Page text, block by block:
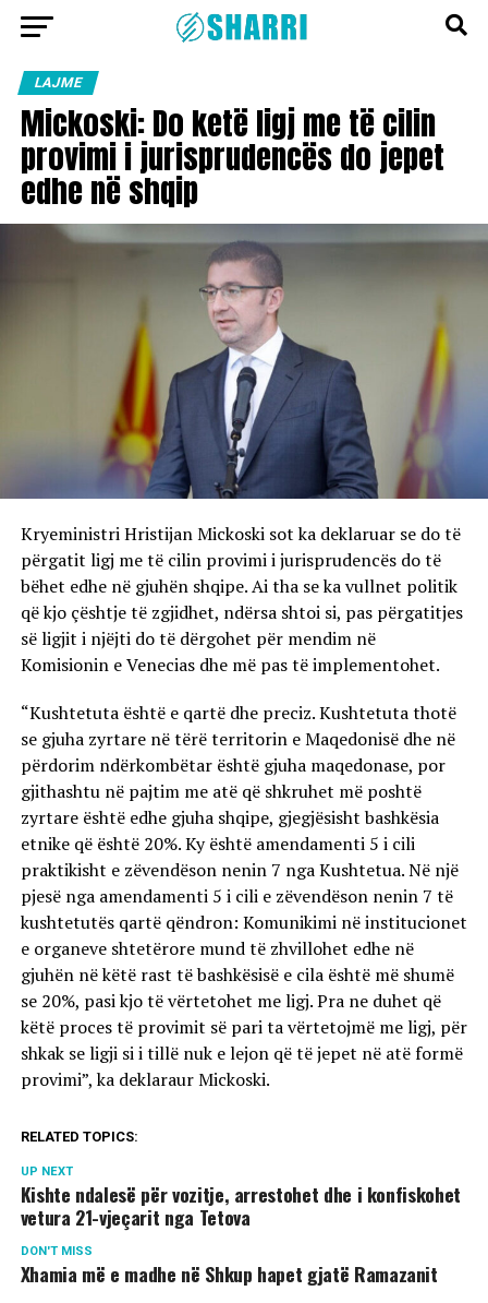
LAJME
Mickoski: Do ketë ligj me të cilin
provimi i jurisprudencës do jepet
edhe në shqip
Kryeministri Hristijan Mickoski sot ka deklaruar se do të
përgatit ligj me të cilin provimi i jurisprudencës do të
bëhet edhe në gjuhën shqipe. Ai tha se ka vullnet politik
që kjo çështje të zgjidhet, ndërsa shtoi si, pas përgatitjes
së ligjit i njëjti do të dërgohet për mendim në
Komisionin e Venecias dhe më pas të implementohet.
“Kushtetuta është e qartë dhe preciz. Kushtetuta thotë
se gjuha zyrtare në tërë territorin e Maqedonisë dhe në
përdorim ndërkombëtar është gjuha maqedonase, por
gjithashtu në pajtim me atë që shkruhet më poshtë
zyrtare është edhe gjuha shqipe, gjegjësisht bashkësia
etnike që është 20%. Ky është amendamenti 5 i cili
praktikisht e zëvendëson nenin 7 nga Kushtetua. Në një
pjesë nga amendamenti 5 i cili e zëvendëson nenin 7 të
kushtetutës qartë qëndron: Komunikimi në institucionet
e organeve shtetërore mund të zhvillohet edhe në
gjuhën në këtë rast të bashkësisë e cila është më shumë
se 20%, pasi kjo të vërtetohet me ligj. Pra ne duhet që
këtë proces të provimit së pari ta vërtetojmë me ligj, për
shkak se ligji si i tillë nuk e lejon që të jepet në atë formë
provimi”, ka deklaraur Mickoski.
RELATED TOPICS:
UP NEXT
Kishte ndalesë për vozitje, arrestohet dhe i konfiskohet
vetura 21-vjeçarit nga Tetova
DON'T MISS
Xhamia më e madhe në Shkup hapet gjatë Ramazanit